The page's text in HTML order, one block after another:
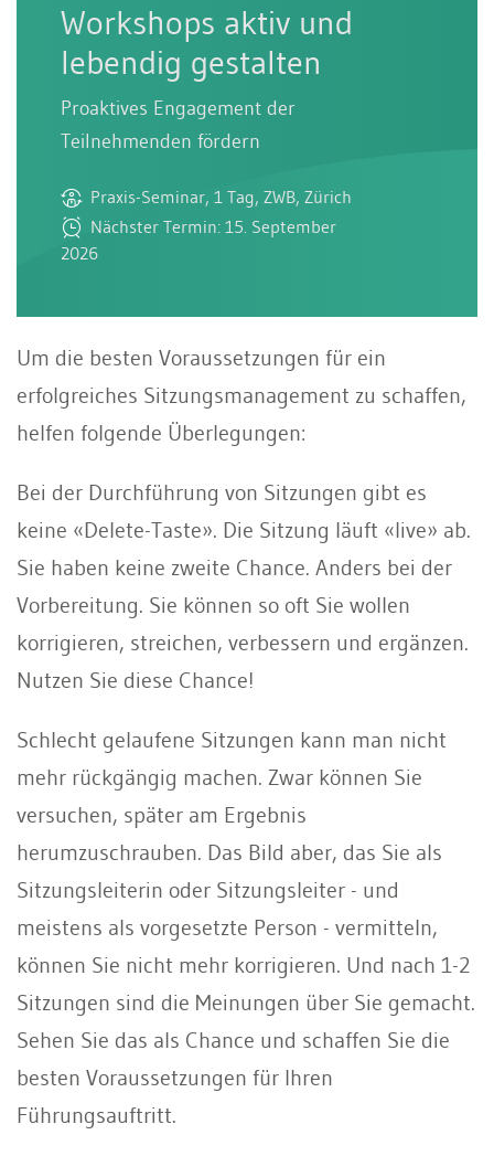
Workshops aktiv und
lebendig gestalten
Proaktives Engagement der
Teilnehmenden fördern
Praxis-Seminar, 1 Tag, ZWB, Zürich
Nächster Termin: 15. September
2026
Um die besten Voraussetzungen für ein
erfolgreiches Sitzungsmanagement zu schaffen,
helfen folgende Überlegungen:
Bei der Durchführung von Sitzungen gibt es
keine «Delete-Taste». Die Sitzung läuft «live» ab.
Sie haben keine zweite Chance. Anders bei der
Vorbereitung. Sie können so oft Sie wollen
korrigieren, streichen, verbessern und ergänzen.
Nutzen Sie diese Chance!
Schlecht gelaufene Sitzungen kann man nicht
mehr rückgängig machen. Zwar können Sie
versuchen, später am Ergebnis
herumzuschrauben. Das Bild aber, das Sie als
Sitzungsleiterin oder Sitzungsleiter - und
meistens als vorgesetzte Person - vermitteln,
können Sie nicht mehr korrigieren. Und nach 1-2
Sitzungen sind die Meinungen über Sie gemacht.
Sehen Sie das als Chance und schaffen Sie die
besten Voraussetzungen für Ihren
Führungsauftritt.